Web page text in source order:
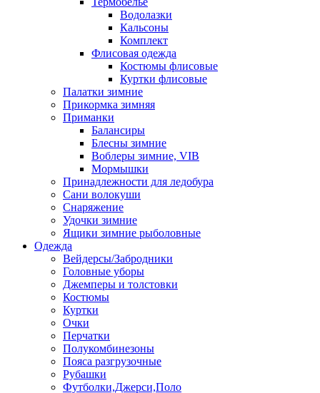
Водолазки
Кальсоны
Комплект
Флисовая одежда
Костюмы флисовые
Куртки флисовые
Палатки зимние
Прикормка зимняя
Приманки
Балансиры
Блесны зимние
Воблеры зимние, VIB
Мормышки
Принадлежности для ледобура
Сани волокуши
Снаряжение
Удочки зимние
Ящики зимние рыболовные
Одежда
Вейдерсы/Забродники
Головные уборы
Джемперы и толстовки
Костюмы
Куртки
Очки
Перчатки
Полукомбинезоны
Пояса разгрузочные
Рубашки
Футболки,Джерси,Поло